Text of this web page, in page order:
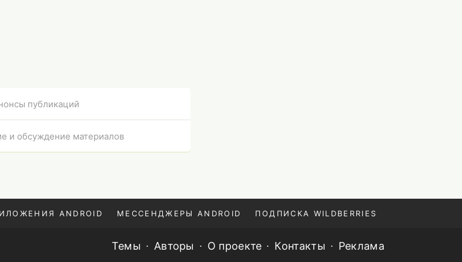
публикаций
и обсуждение материалов
ANDROID МЕССЕНДЖЕРЫ ANDROID ПОДПИСКА WILDBERRIES
Темы Авторы О проекте Контакты Реклама